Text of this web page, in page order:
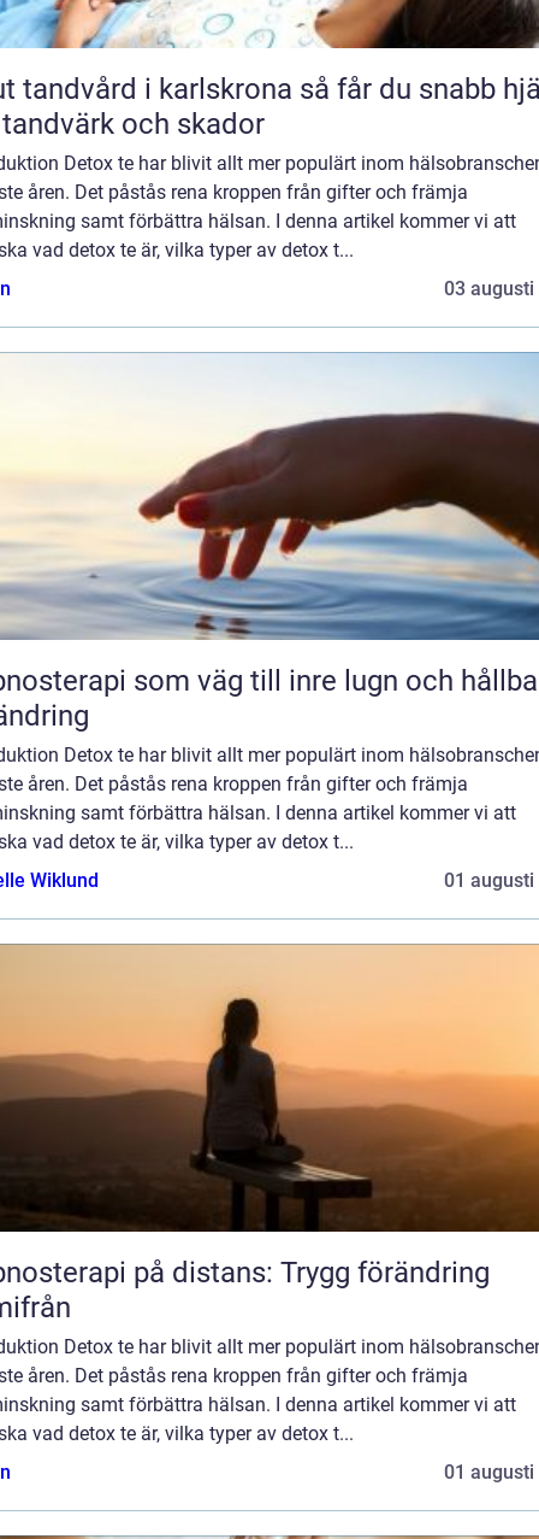
i karlskrona så får du snabb hjälp
och skador
Detox te har blivit allt mer populärt inom
åren. Det påstås rena kroppen från gifter och främja
samt förbättra hälsan. I denna artikel kommer vi att
vad detox te är, vilka typer av detox t...
03 augusti
som väg till inre lugn och
Detox te har blivit allt mer populärt inom
åren. Det påstås rena kroppen från gifter och främja
samt förbättra hälsan. I denna artikel kommer vi att
vad detox te är, vilka typer av detox t...
Wiklund
01 augusti
på distans: Trygg förändring
Detox te har blivit allt mer populärt inom
åren. Det påstås rena kroppen från gifter och främja
samt förbättra hälsan. I denna artikel kommer vi att
vad detox te är, vilka typer av detox t...
01 augusti